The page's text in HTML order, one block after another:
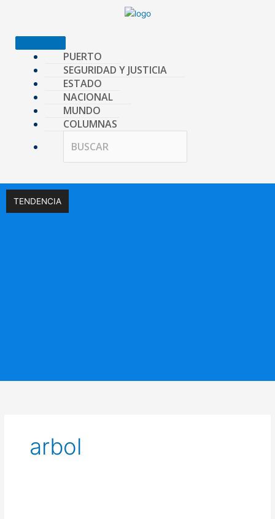
PUERTO
SEGURIDAD Y JUSTICIA
ESTADO
NACIONAL
MUNDO
COLUMNAS
TENDENCIA
arbol